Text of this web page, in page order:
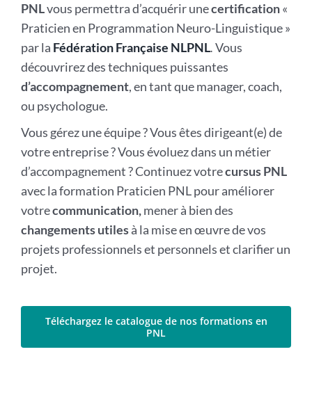
PNLvous permettra d’acquérir unecertification«
Praticien en Programmation Neuro-Linguistique »
par la Fédération Française NLPNL.Vous
découvrirez des techniques puissantes
d’accompagnement, en tant que manager, coach,
ou psychologue.
Vous gérez une équipe ? Vous êtes dirigeant(e) de
votre entreprise ? Vous évoluez dans un métier
d’accompagnement ? Continuez votrecursus PNL
avec la formation Praticien PNL pour améliorer
votrecommunication,mener à bien des
changements utilesà la mise en œuvre de vos
projets professionnels et personnels et clarifier un
projet.
Téléchargez le catalogue de nos formations en
PNL